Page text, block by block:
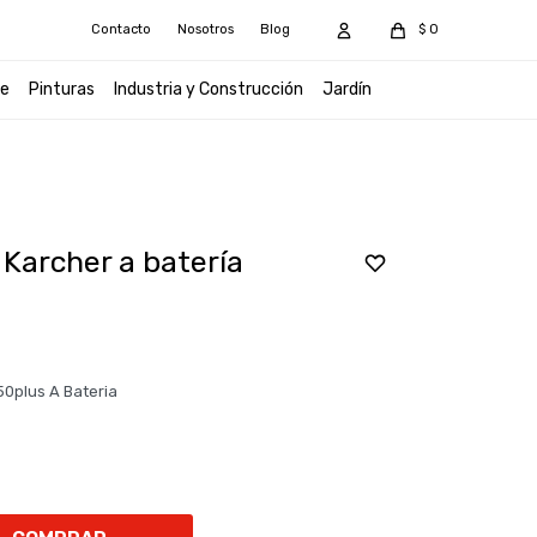
Pinturas Industria y Construcción Jardín
$ 0
Contacto Nosotros Blog
a batería
A Bateria